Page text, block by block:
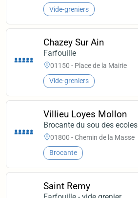
Vide-greniers
Chazey Sur Ain
Farfouille
01150 - Place de la Mairie
Vide-greniers
Villieu Loyes Mollon
Brocante du sou des ecoles
01800 - Chemin de la Masse
Brocante
Saint Remy